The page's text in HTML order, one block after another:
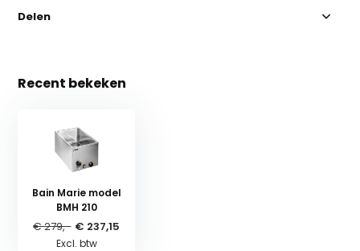
Delen
Recent bekeken
Bain Marie model
BMH 210
€ 279,- € 237,15
Excl. btw